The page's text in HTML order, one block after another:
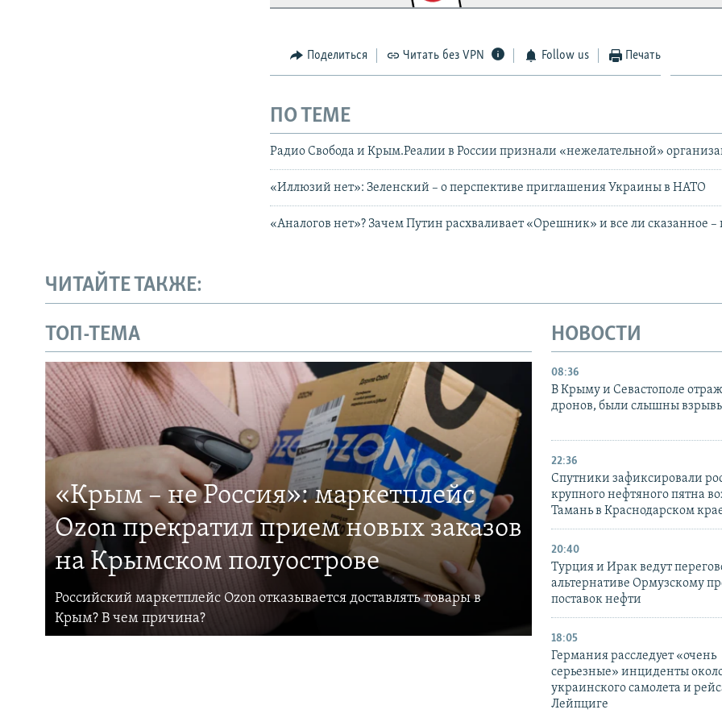
Поделиться Читать без VPN Follow us Печать
ПО ТЕМЕ
Радио Свобода и Крым.Реалии в России признали «нежелательной»
«Иллюзий нет»: Зеленский – о перспективе приглашения Украины в НАТО
«Аналогов нет»? Зачем Путин расхваливает «Орешник» и все ли сказанное –
ЧИТАЙТЕ ТАКЖЕ:
ТОП-ТЕМА
«Крым – не Россия»: маркетплейс
Ozon прекратил прием новых заказов
на Крымском полуострове
Российский маркетплейс Ozon отказывается доставлять товары в
Крым? В чем причина?
НОВОСТИ
08:36
В Крыму и Севастополе
дронов, были слышны
22:36
Спутники зафиксировали
крупного нефтяного пятна
Тамань в Краснодарском
20:40
Турция и Ирак ведут
альтернативе Ормузскому
поставок нефти
18:05
Германия расследует «очень
серьезные» инциденты
украинского самолета и
Лейпциге